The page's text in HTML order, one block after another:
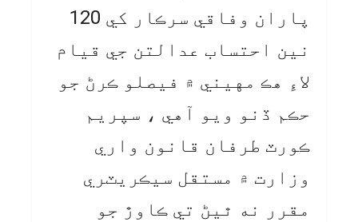
پاران وفاقي سرڪار کي 120
نين احتساب عدالتن جي قيام
لاءِ هڪ مهيني ۾ فيصلو ڪرڻ جو
حڪم ڏنو ويو آهي ، سپريم
ڪورٽ طرفان قانون واري
وزارت ۾ مستقل سيڪريٽري
مقرر نه ٿيڻ تي ڪاوڙ جو